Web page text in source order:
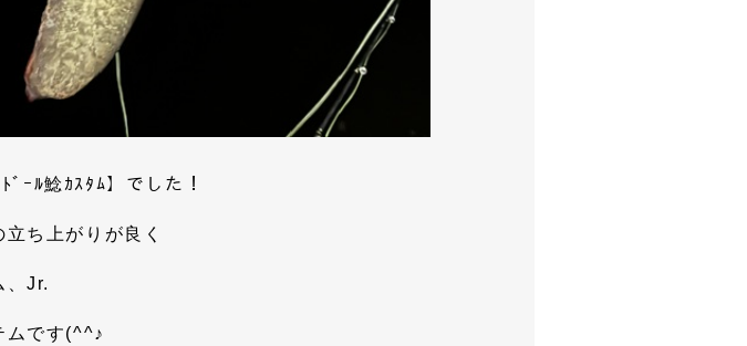
ﾞｰﾙ鯰ｶｽﾀﾑ】でした！
ち上がりが良く
、Jr.
ムです(^^♪